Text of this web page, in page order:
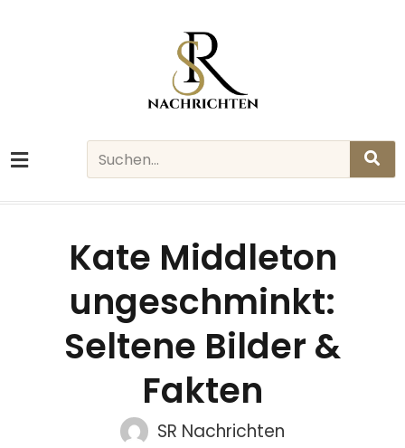
Kate Middleton
ungeschminkt:
Seltene Bilder &
Fakten
SR Nachrichten